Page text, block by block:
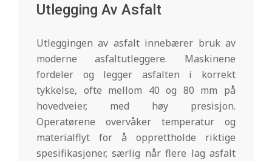
Utlegging Av Asfalt
Utleggingen av asfalt innebærer bruk av
moderne asfaltutleggere. Maskinene
fordeler og legger asfalten i korrekt
tykkelse, ofte mellom 40 og 80 mm på
hovedveier, med høy presisjon.
Operatørene overvåker temperatur og
materialflyt for å opprettholde riktige
spesifikasjoner, særlig når flere lag asfalt